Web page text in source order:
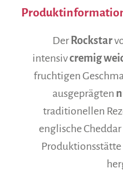
Der Rockstar
intensivcremig
fruchtigen
ausgeprägten
traditionellen
englische